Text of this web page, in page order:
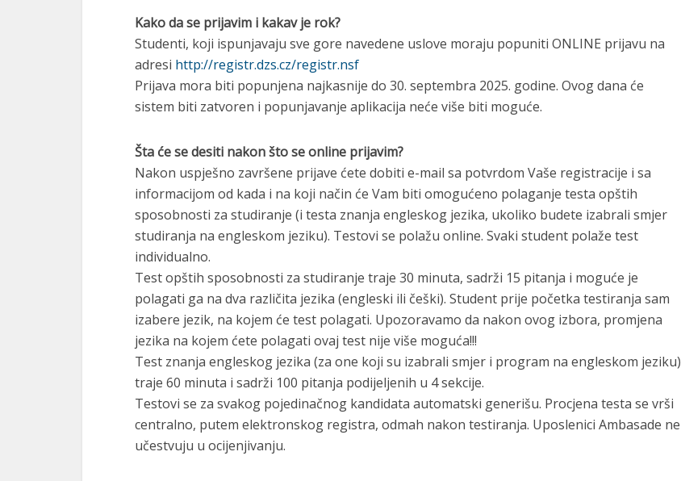
Kako da se prijavim i kakav je rok?
Studenti, koji ispunjavaju sve gore navedene uslove moraju popuniti ONLINE prijavu na
adresi http://registr.dzs.cz/registr.nsf
Prijava mora biti popunjena najkasnije do 30. septembra 2025. godine. Ovog dana će
sistem biti zatvoren i popunjavanje aplikacija neće više biti moguće.
Šta će se desiti nakon što se online prijavim?
Nakon uspješno završene prijave ćete dobiti e-mail sa potvrdom Vaše registracije i sa
informacijom od kada i na koji način će Vam biti omogućeno polaganje testa opštih
sposobnosti za studiranje (i testa znanja engleskog jezika, ukoliko budete izabrali smjer
studiranja na engleskom jeziku). Testovi se polažu online. Svaki student polaže test
individualno.
Test opštih sposobnosti za studiranje traje 30 minuta, sadrži 15 pitanja i moguće je
polagati ga na dva različita jezika (engleski ili češki). Student prije početka testiranja sam
izabere jezik, na kojem će test polagati. Upozoravamo da nakon ovog izbora, promjena
jezika na kojem ćete polagati ovaj test nije više moguća!!!
Test znanja engleskog jezika (za one koji su izabrali smjer i program na engleskom jeziku)
traje 60 minuta i sadrži 100 pitanja podijeljenih u 4 sekcije.
Testovi se za svakog pojedinačnog kandidata automatski generišu. Procjena testa se vrši
centralno, putem elektronskog registra, odmah nakon testiranja. Uposlenici Ambasade ne
učestvuju u ocijenjivanju.